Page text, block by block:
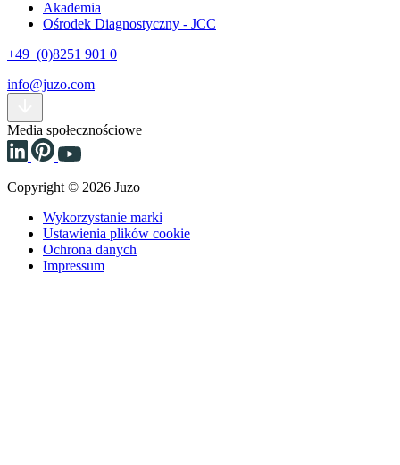
Akademia
Ośrodek Diagnostyczny - JCC
+49 (0)8251 901 0
info@juzo.com
Media społecznościowe
Copyright © 2026 Juzo
Wykorzystanie marki
Ustawienia plików cookie
Ochrona danych
Impressum